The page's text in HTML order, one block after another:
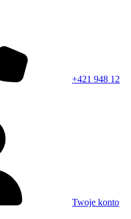
+421 948 12
Twoje konto